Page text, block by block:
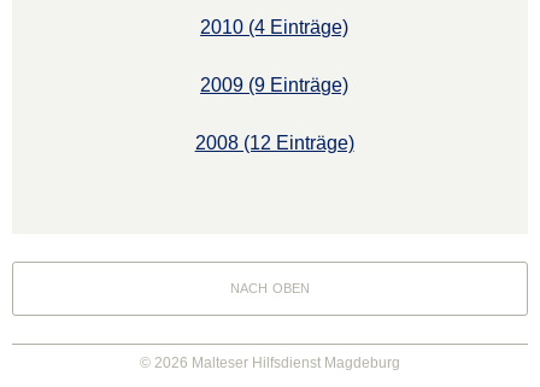
2010 (4 Einträge)
2009 (9 Einträge)
2008 (12 Einträge)
nach oben
© 2026 Malteser Hilfsdienst Magdeburg